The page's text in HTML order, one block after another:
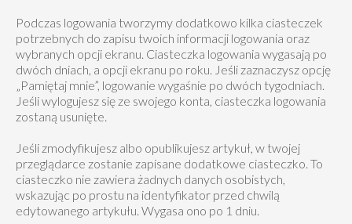
Podczas logowania tworzymy dodatkowo kilka ciasteczek
potrzebnych do zapisu twoich informacji logowania oraz
wybranych opcji ekranu. Ciasteczka logowania wygasają po
dwóch dniach, a opcji ekranu po roku. Jeśli zaznaczysz opcję
„Pamiętaj mnie”, logowanie wygaśnie po dwóch tygodniach.
Jeśli wylogujesz się ze swojego konta, ciasteczka logowania
zostaną usunięte.
Jeśli zmodyfikujesz albo opublikujesz artykuł, w twojej
przeglądarce zostanie zapisane dodatkowe ciasteczko. To
ciasteczko nie zawiera żadnych danych osobistych,
wskazując po prostu na identyfikator przed chwilą
edytowanego artykułu. Wygasa ono po 1 dniu.